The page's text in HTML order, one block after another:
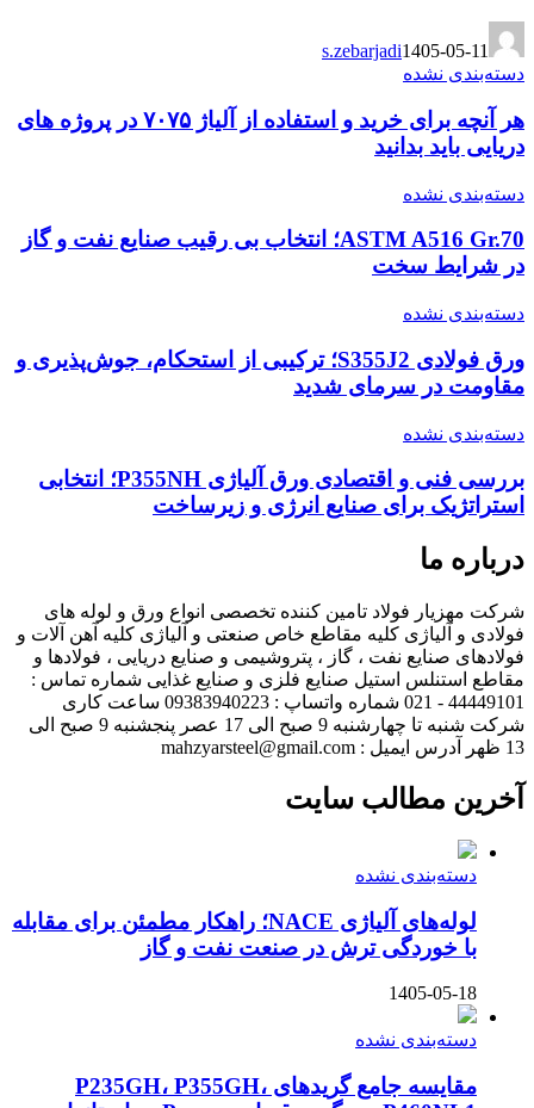
s.zebarjadi1405-05-11
دسته‌بندی نشده
هر آنچه برای خرید و استفاده از آلیاژ ۷۰۷۵ در پروژه های
دریایی باید بدانید
دسته‌بندی نشده
ASTM A516 Gr.70؛ انتخاب بی رقیب صنایع نفت و گاز
در شرایط سخت
دسته‌بندی نشده
ورق فولادی S355J2؛ ترکیبی از استحکام، جوش‌پذیری و
مقاومت در سرمای شدید
دسته‌بندی نشده
بررسی فنی و اقتصادی ورق آلیاژی P355NH؛ انتخابی
استراتژیک برای صنایع انرژی و زیرساخت
درباره ما
شرکت مهزیار فولاد تامین کننده تخصصی انواع ورق و لوله های
فولادی و آلیاژی کلیه مقاطع خاص صنعتی و آلیاژی کلیه آهن آلات و
فولادهای صنایع نفت ، گاز ، پتروشیمی و صنایع دریایی ، فولادها و
مقاطع استنلس استیل صنایع فلزی و صنایع غذایی شماره تماس :
44449101 - 021 شماره واتساپ : 09383940223 ساعت کاری
شرکت شنبه تا چهارشنبه 9 صبح الی 17 عصر پنجشنبه 9 صبح الی
13 ظهر آدرس ایمیل : mahzyarsteel@gmail.com
آخرین مطالب سایت
دسته‌بندی نشده
لوله‌های آلیاژی NACE؛ راهکار مطمئن برای مقابله
با خوردگی ترش در صنعت نفت و گاز
1405-05-18
دسته‌بندی نشده
مقایسه جامع گریدهای P235GH، P355GH،